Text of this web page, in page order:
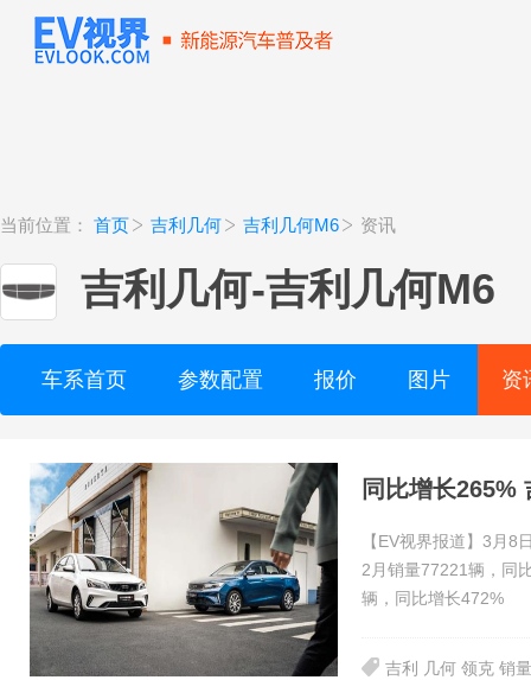
当前位置： 首页 吉利几何 吉利几何M6 资讯
吉利几何-吉利几何M6
车系首页 参数配置 报价 图片 资
同比增长265%
【EV视界报道】3月
2月销量77221辆，同
辆，同比增长472%
吉利 几何 领克 销量